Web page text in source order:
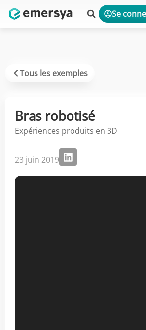
Se
Tous les exemples
Bras robotisé
Expériences produits en 3D
23 juin 2019